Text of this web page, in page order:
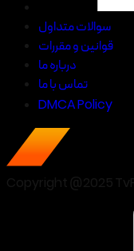
سوالات متداول
قوانین و مقررات
درباره ما
تماس با ما
DMCA Policy